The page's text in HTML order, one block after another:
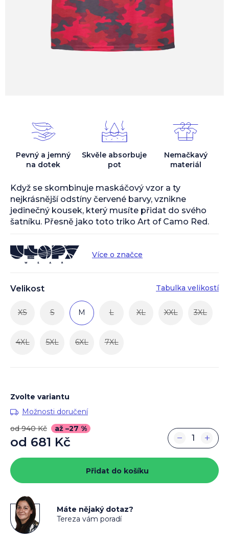
Velikost Tabulka velikostí
XS S M L XL XXL 3XL
4XL 5XL 6XL 7XL
Když se skombinuje maskáčový vzor a ty
nejkrásnější odstíny červené barvy, vznikne
jedinečný kousek, který musíte přidat do svého
šatníku. Přesně jako toto triko Art of Camo Red.
Více o značce
Pevný a jemný
na dotek
Skvěle absorbuje
pot
Nemačkavý
materiál
Zvolte variantu
Možnosti doručení
od 940 Kč
až –27 %
od 681 Kč
cena:
+
−
Přidat do košíku
Máte nějaký dotaz?
Tereza vám poradí